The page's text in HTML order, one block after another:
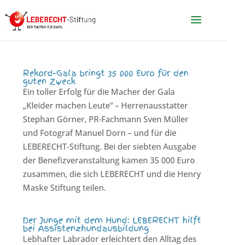
Rekord-Gala bringt 35 000 Euro für den
guten Zweck
Ein toller Erfolg für die Macher der Gala
„Kleider machen Leute“ – Herrenausstatter
Stephan Görner, PR-Fachmann Sven Müller
und Fotograf Manuel Dorn – und für die
LEBERECHT-Stiftung. Bei der siebten Ausgabe
der Benefizveranstaltung kamen 35 000 Euro
zusammen, die sich LEBERECHT und die Henry
Maske Stiftung teilen.
Der Junge mit dem Hund: LEBERECHT hilft
bei Assistenzhundausbildung
Lebhafter Labrador erleichtert den Alltag des